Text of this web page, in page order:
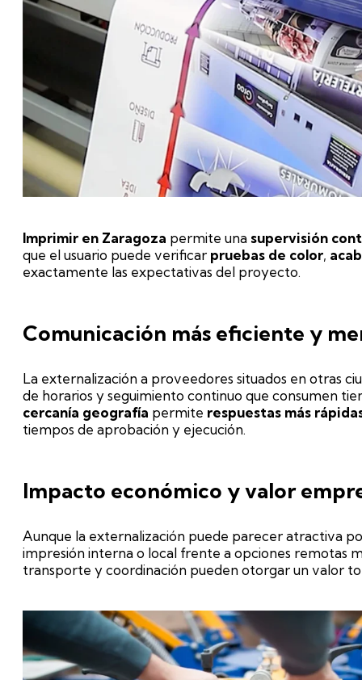
Imprimir en Zaragoza permite una supervisión
que el usuario puede verificar pruebas de color,
exactamente las expectativas del proyecto.
Comunicación más eficiente y
La externalización a proveedores situados en otras
de horarios y seguimiento continuo que consumen
cercanía geografía permite respuestas más
tiempos de aprobación y ejecución.
Impacto económico y valor
Aunque la externalización puede parecer atractiva
impresión interna o local frente a opciones remotas
transporte y coordinación pueden otorgar un valor